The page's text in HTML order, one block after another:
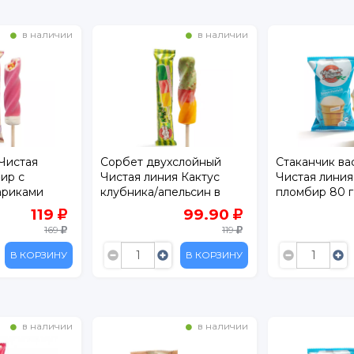
в наличии
Кактус
в
99.90
119
В КОРЗИНУ
в наличии
Стаканчик вафельный
Чистая линия Ванильный
пломбир 80 г
139
В КОРЗИНУ
линия
Ваниль 70